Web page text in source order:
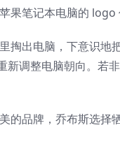
果笔记本电脑的 logo
掏出电脑，下意识
新调整电脑朝向。若
的品牌，乔布斯选择